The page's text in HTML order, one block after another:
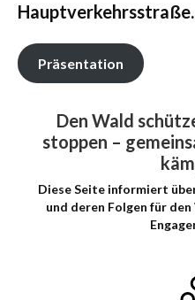
Hauptverkehrsstraße.
Präsentation
Den Wald
stoppen –
Diese Seite informiert
und deren Folgen für